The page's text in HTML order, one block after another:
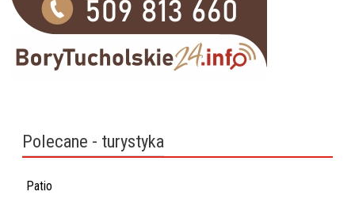
Polecane - turystyka
Patio